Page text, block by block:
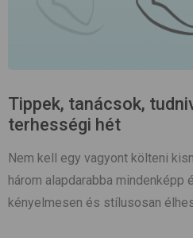
Tippek, tanácsok,
terhességi hét
Nem kell egy vagyont költeni
három alapdarabba mindenképp
kényelmesen és stílusosan